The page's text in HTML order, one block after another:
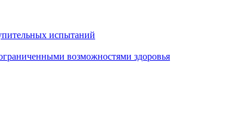
испытаний
возможностями здоровья